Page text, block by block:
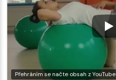
Přehráním se načte obsah z YouTube